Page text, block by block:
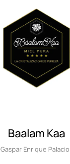
Baalam Kaa
Gaspar Enrique